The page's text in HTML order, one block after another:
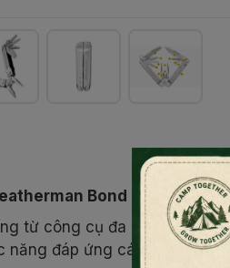
Bond
từ công cụ đa năng PST
năng đáp ứng các công việc